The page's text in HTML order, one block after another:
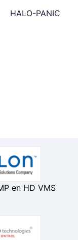
HALO-PANIC
en HD VMS